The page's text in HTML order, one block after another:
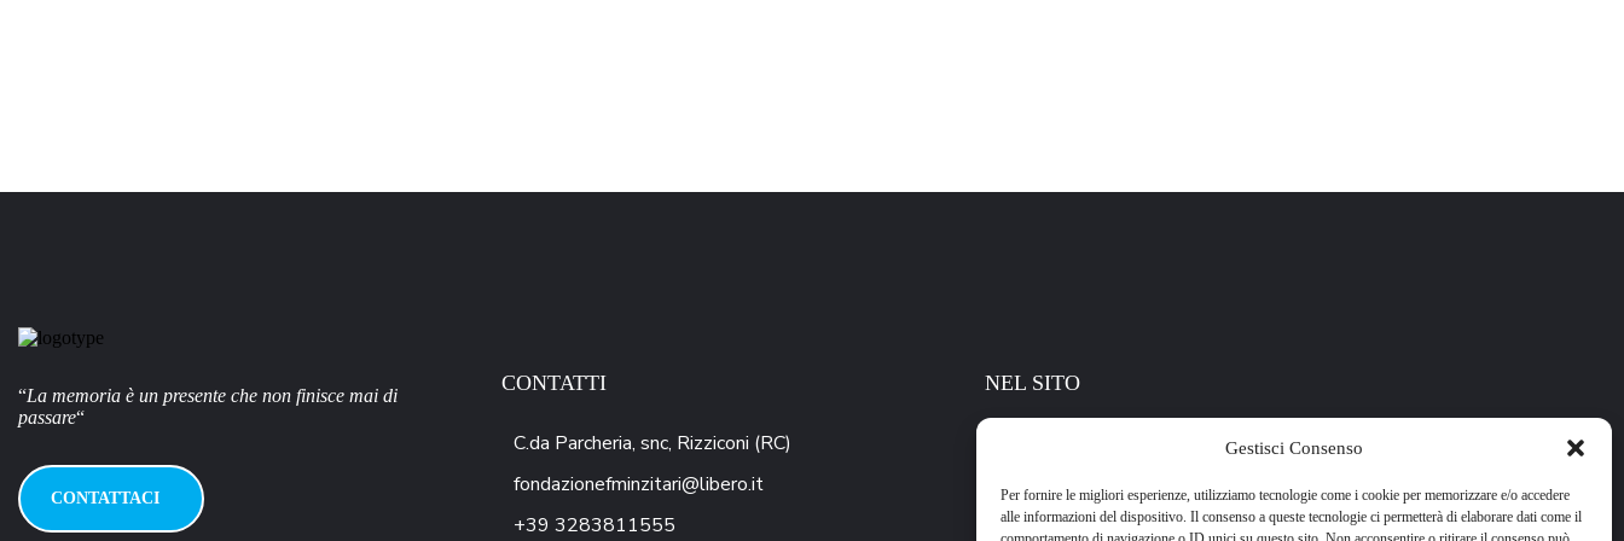
Gestisci Consenso
Per fornire le migliori esperienze, utilizziamo tecnologie come i cookie per memorizzare e/o accedere
alle informazioni del dispositivo. Il consenso a queste tecnologie ci permetterà di elaborare dati come il
“La memoria è un presente che non finisce mai di
passare“
CONTATTACI
CONTATTI
C.da Parcheria, snc, Rizziconi (RC)
fondazionefminzitari@libero.it
+39 3283811555
NEL SITO
Mission